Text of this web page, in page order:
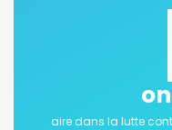
aire dans la lutte